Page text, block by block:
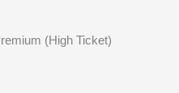
(High Ticket)